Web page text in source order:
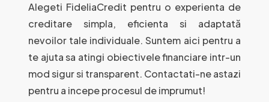
Alegeti FideliaCredit pentru o experienta de
creditare simpla, eficienta si adaptată
nevoilor tale individuale. Suntem aici pentru a
te ajuta sa atingi obiectivele financiare intr-un
mod sigur si transparent. Contactati-ne astazi
pentru a incepe procesul de imprumut!